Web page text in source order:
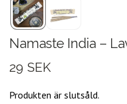
Namaste India –
29 SEK
Produkten är slutsåld.